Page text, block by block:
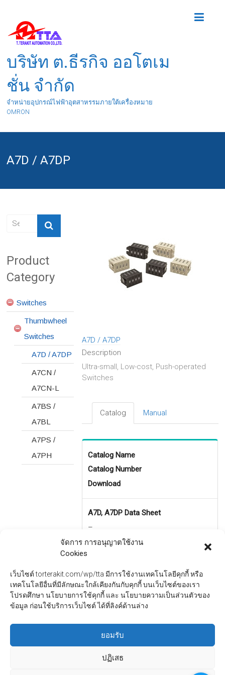
จัดการ การอนุญาตใช้งาน
Cookies
เว็บไซต์ torterakit.com/wp/tta มีการใช้งานเทคโนโลยีคุกกี้ หรือ
เทคโนโลยีอื่นที่มีลักษณะใกล้เคียงกันกับคุกกี้ บนเว็บไซต์ของเรา
โปรดศึกษา นโยบายการใช้คุกกี้ และ นโยบายความเป็นส่วนตัวของ
ข้อมูล ก่อนใช้บริการเว็บไซต์ ได้ที่ลิงค์ด้านล่าง
ยอมรับ
ปฏิเสธ
บริษัท ต.ธีรกิจ ออโตเม
ชั่น จำกัด
จำหน่ายอุปกรณ์ไฟฟ้าอุตสาหรรมภายใต้เครื่องหมาย
OMRON
A7D / A7DP
A7D / A7DP
Description
Ultra-small, Low-cost, Push-operated
Switches
Catalog Manual
Catalog Name
Catalog Number
Download
A7D, A7DP Data Sheet
–
A7D, A7DP Data Sheet
(Visited 118 times, 1 visits today)
←M2S (Super Luminosity Type)
Product
Category
Switches
Thumbwheel
Switches
A7D / A7DP
A7CN /
A7CN-L
A7BS /
A7BL
A7PS /
A7PH